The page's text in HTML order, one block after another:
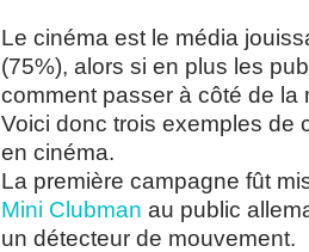
Le cinéma est le média
(75%), alors si en plus les
comment passer à côté de la
Voici donc trois exemples de
en cinéma.
La première campagne fût
Mini Clubman au public
un détecteur de mouvement.